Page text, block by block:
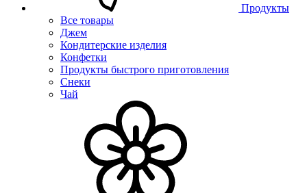
Продукты
Все товары
Джем
Кондитерские изделия
Конфетки
Продукты быстрого приготовления
Снеки
Чай